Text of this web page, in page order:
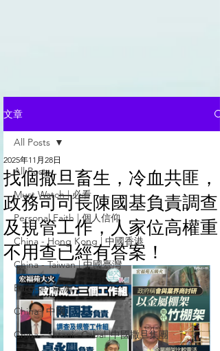
文章
All Posts
Must Watch | 必看
Personal Faith | 個人信仰
China - Hong Kong | 中國香港
China - Taiwan | 中國臺灣
Europe | 歐洲
China | 中國
China - Satanic Cabal |中國撒旦集團
All Posts
找個撒旦畜生，冷血共匪，
政務司司長陳國基負責調查
及規管工作，人家位高權重
不用查已經有答案！
2025年11月28日